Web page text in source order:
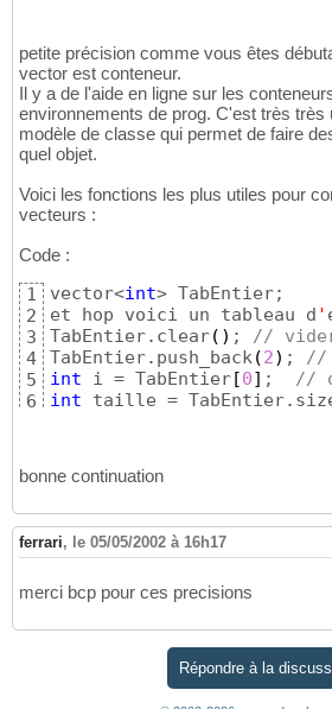
petite précision comme vous êtes
vector est conteneur.
Il y a de l'aide en ligne sur les
environnements de prog. C'est très très
modèle de classe qui permet de faire
quel objet.
Voici les fonctions les plus utiles pour
vecteurs :
Code :
1
2
3
4
5
6
vector<int> TabEntier;
et hop voici un tableau d '
TabEntier.clear( ) ; //
TabEntier.push_back(2) ; //
int i = TabEntier [0] ; //
int taille =
bonne continuation
ferrari, le 05/05/2002 à 16h17
merci bcp pour ces precisions
Répondre à la